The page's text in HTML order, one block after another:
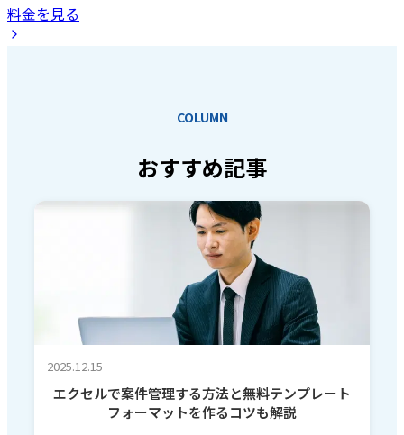
料金を見る
COLUMN
おすすめ記事
2025.12.15
エクセルで案件管理する方法と無料テンプレート
フォーマットを作るコツも解説